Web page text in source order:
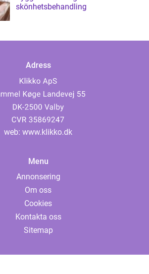
skönhetsbehandling
Adress
web: www.klikko.dk
Menu
Annonsering
Om oss
Cookies
Kontakta oss
Sitemap